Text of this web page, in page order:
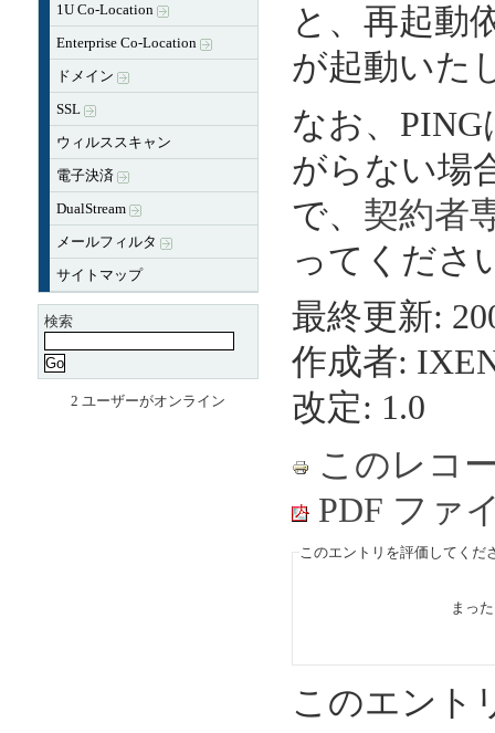
1U Co-Location
Enterprise Co-Location
ドメイン
SSL
ウィルススキャン
電子決済
DualStream
メールフィルタ
サイトマップ
検索
2 ユーザーがオンライン
と、再起動
が起動いた
なお、PING
がらない場
で、 契約者
ってくださ
最終更新:
作成者:
改定: 1.0
このレコ
PDF ファ
このエントリを評価してくだ
まっ
このエント